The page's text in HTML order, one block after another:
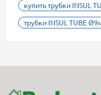
купить трубки INSUL
трубки INSUL TUBE